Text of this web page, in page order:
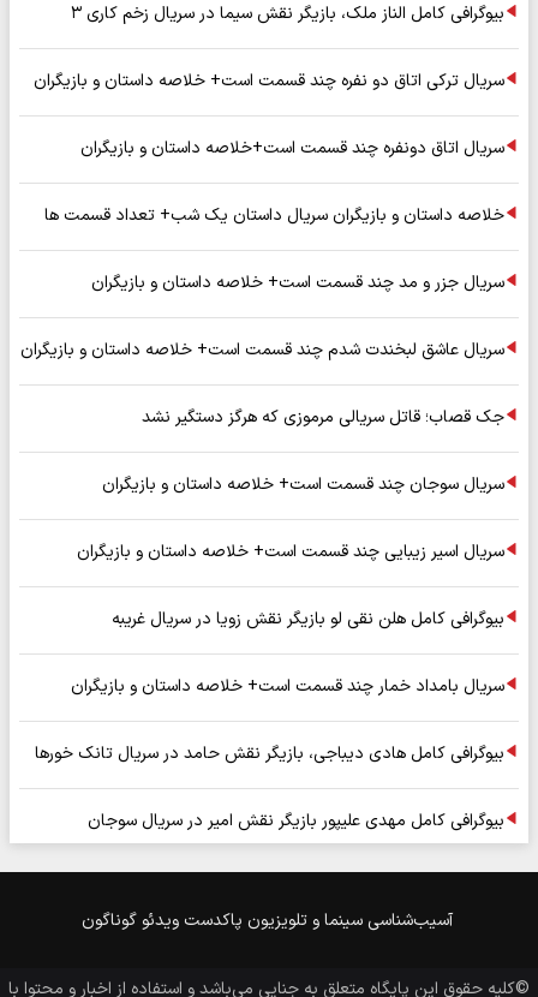
بیوگرافی کامل الناز ملک، بازیگر نقش سیما در سریال زخم کاری ۳
سریال ترکی اتاق دو نفره چند قسمت است+ خلاصه داستان و بازیگران
سریال اتاق دونفره چند قسمت است+خلاصه داستان و بازیگران
خلاصه داستان و بازیگران سریال داستان یک شب+ تعداد قسمت ها
سریال جزر و مد چند قسمت است+ خلاصه داستان و بازیگران
سریال عاشق لبخندت شدم چند قسمت است+ خلاصه داستان و بازیگران
جک قصاب؛ قاتل سریالی مرموزی که هرگز دستگیر نشد
سریال سوجان چند قسمت است+ خلاصه داستان و بازیگران
سریال اسیر زیبایی چند قسمت است+ خلاصه داستان و بازیگران
بیوگرافی کامل هلن نقی لو بازیگر نقش زویا در سریال غریبه
سریال بامداد خمار چند قسمت است+ خلاصه داستان و بازیگران
بیوگرافی کامل هادی دیباجی، بازیگر نقش حامد در سریال تانک خورها
بیوگرافی کامل مهدی علیپور بازیگر نقش امیر در سریال سوجان
آسیب‌شناسی سینما و تلویزیون پاکدست ویدئو گوناگون
©کلیه حقوق این پایگاه متعلق به جنایی می‌باشد و استفاده از اخبار و محتوا با